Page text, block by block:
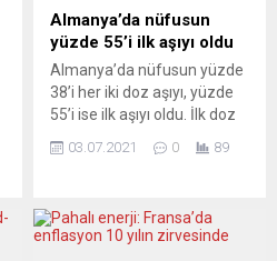
Cenevre Ofisi’nde
düzenlenen haftalık olağan
basın toplantısında, Covid-
19 salgınına ilişkin soruları
cevapladı. “Mevcut aşılar,
virüs bulaşması...
Almanya’da nüfusun
yüzde 55’i ilk aşıyı oldu
Almanya’da nüfusun yüzde
38’i her iki doz aşıyı, yüzde
55’i ise ilk aşıyı oldu. İlk doz
ilk, Saksonya eyaleti ise son
göre Almanya’da nüfusun
yüzde 38’i iki doz aşıyı da
03.07.2021 0 89